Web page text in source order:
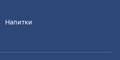
Напитки